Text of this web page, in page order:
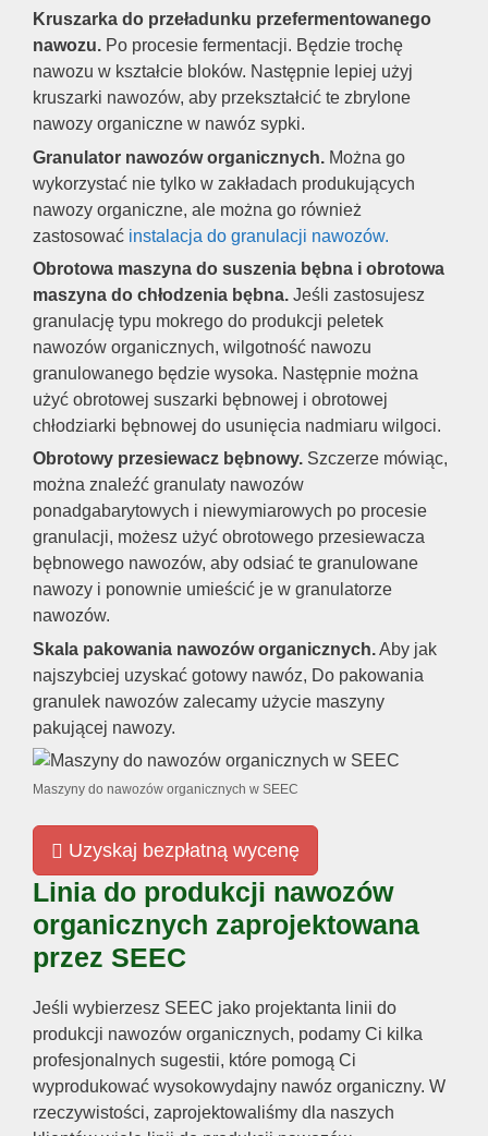
Kruszarka do przeładunku przefermentowanego
nawozu. Po procesie fermentacji. Będzie trochę
nawozu w kształcie bloków. Następnie lepiej użyj
kruszarki nawozów, aby przekształcić te zbrylone
nawozy organiczne w nawóz sypki.
Granulator nawozów organicznych. Można go
wykorzystać nie tylko w zakładach produkujących
nawozy organiczne, ale można go również
zastosować instalacja do granulacji nawozów.
Obrotowa maszyna do suszenia bębna i obrotowa
maszyna do chłodzenia bębna. Jeśli zastosujesz
granulację typu mokrego do produkcji peletek
nawozów organicznych, wilgotność nawozu
granulowanego będzie wysoka. Następnie można
użyć obrotowej suszarki bębnowej i obrotowej
chłodziarki bębnowej do usunięcia nadmiaru wilgoci.
Obrotowy przesiewacz bębnowy. Szczerze mówiąc,
można znaleźć granulaty nawozów
ponadgabarytowych i niewymiarowych po procesie
granulacji, możesz użyć obrotowego przesiewacza
bębnowego nawozów, aby odsiać te granulowane
nawozy i ponownie umieścić je w granulatorze
nawozów.
Skala pakowania nawozów organicznych.Aby jak
najszybciej uzyskać gotowy nawóz, Do pakowania
granulek nawozów zalecamy użycie maszyny
pakującej nawozy.
Maszyny do nawozów organicznych w SEEC
Uzyskaj bezpłatną wycenę
Linia do produkcji nawozów
organicznych zaprojektowana
przez SEEC
Jeśli wybierzesz SEEC jako projektanta linii do
produkcji nawozów organicznych, podamy Ci kilka
profesjonalnych sugestii, które pomogą Ci
wyprodukować wysokowydajny nawóz organiczny. W
rzeczywistości, zaprojektowaliśmy dla naszych